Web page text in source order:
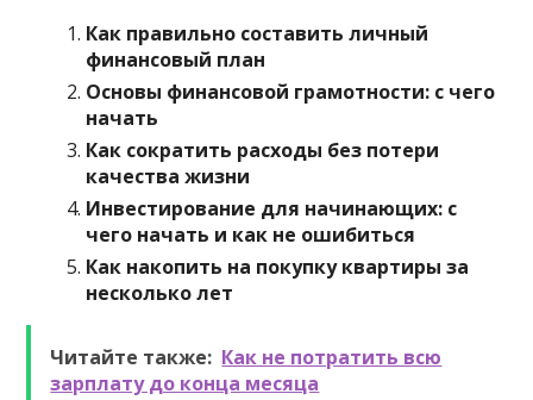
Как правильно составить личный
финансовый план
Основы финансовой грамотности: с чего
начать
Как сократить расходы без потери
качества жизни
Инвестирование для начинающих: с
чего начать и как не ошибиться
Как накопить на покупку квартиры за
несколько лет
Читайте также: Как не потратить всю
зарплату до конца месяца